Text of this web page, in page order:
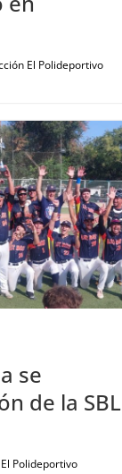
El Polideportivo
se
de la SBL
Polideportivo